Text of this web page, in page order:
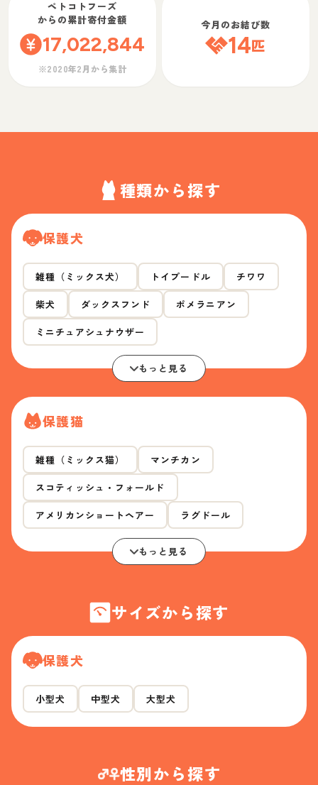
ペトコトフーズ
からの累計寄付金額
17,022,844
※2020年2月から集計
今月のお結び数
14匹
種類から探す
保護犬
雑種（ミックス犬） トイプードル チワワ
柴犬 ダックスフンド ポメラニアン
ミニチュアシュナウザー
もっと見る
保護猫
雑種（ミックス猫） マンチカン
スコティッシュ・フォールド
アメリカンショートヘアー ラグドール
もっと見る
サイズから探す
保護犬
小型犬 中型犬 大型犬
性別から探す